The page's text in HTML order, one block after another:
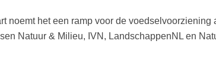
noemt het een ramp voor de
Natuur & Milieu, IVN, LandschappenNL en